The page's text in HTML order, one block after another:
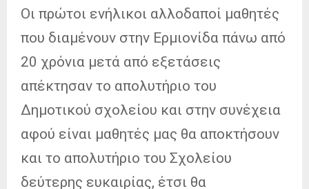
Οι πρώτοι ενήλικοι αλλοδαποί μαθητές
που διαμένουν στην Ερμιονίδα πάνω από
20 χρόνια μετά από εξετάσεις
απέκτησαν το απολυτήριο του
Δημοτικού σχολείου και στην συνέχεια
αφού είναι μαθητές μας θα αποκτήσουν
και το απολυτήριο του Σχολείου
δεύτερης ευκαιρίας, έτσι θα